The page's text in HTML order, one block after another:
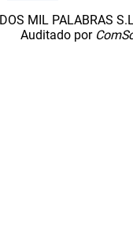
DOS MIL PALABRAS
Auditado por